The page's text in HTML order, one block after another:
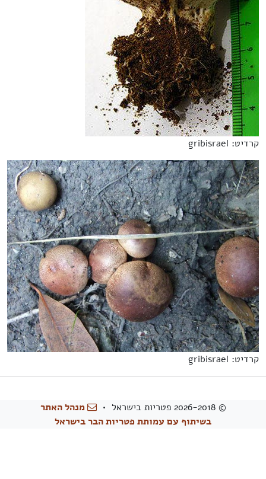
קרדיט: gribisrael
קרדיט: gribisrael
© 2026-2018 פטריות בישראל •
מנהל האתר
בשיתוף עם עמותת פטריות הבר בישראל